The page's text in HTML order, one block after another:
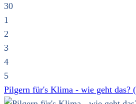
30
1
2
3
4
5
Pilgern für's Klima - wie geht das?